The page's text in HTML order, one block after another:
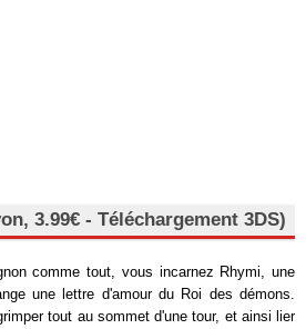
3.99€ - Téléchargement 3DS)
comme tout, vous incarnez Rhymi, une
une lettre d'amour du Roi des démons.
tout au sommet d'une tour, et ainsi lier